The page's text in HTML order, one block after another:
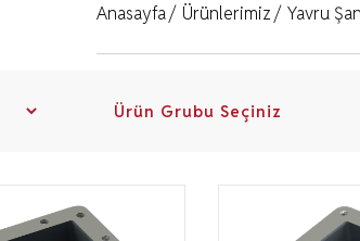
Anasayfa/ Ürünlerimiz/ Yavru